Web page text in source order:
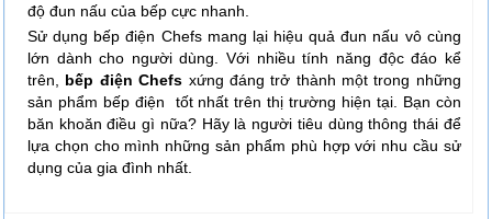
độ đun nấu của bếp cực nhanh.
Sử dụng bếp điện Chefs mang lại hiệu quả đun nấu vô cùng
lớn dành cho người dùng. Với nhiều tính năng độc đáo kể
trên, bếp điện Chefs xứng đáng trở thành một trong những
sản phẩm bếp điện tốt nhất trên thị trường hiện tại. Bạn còn
băn khoăn điều gì nữa? Hãy là người tiêu dùng thông thái để
lựa chọn cho mình những sản phẩm phù hợp với nhu cầu sử
dụng của gia đình nhất.